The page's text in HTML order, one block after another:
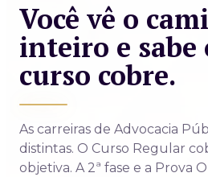
Você vê o
inteiro e sabe
curso cobre.
As carreiras de Advocacia
distintas. O Curso Regular
objetiva. A 2ª fase e a Prova